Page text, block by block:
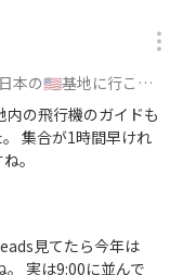
米友好祭 2026【今年で5年連続】に参加
の飛行機のガイドも
集合が1時間早けれ
。
見てたら今年は
実は9:00に並んで